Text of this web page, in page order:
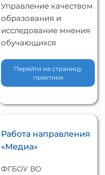
Управление качеством
образования и
исследование мнения
обучающихся
Перейти на страницу
практики
Работа направления
«Медиа»
ФГБОУ ВО